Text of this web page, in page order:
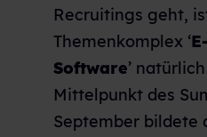
Recruitings geht,
Themenkomplex ‘
Software’
Mittelpunkt des
September bildete